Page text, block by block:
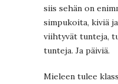
siis sehän on
simpukoita, kiviä
viihtyvät tunteja,
tunteja. Ja päiviä.
Mieleen tulee